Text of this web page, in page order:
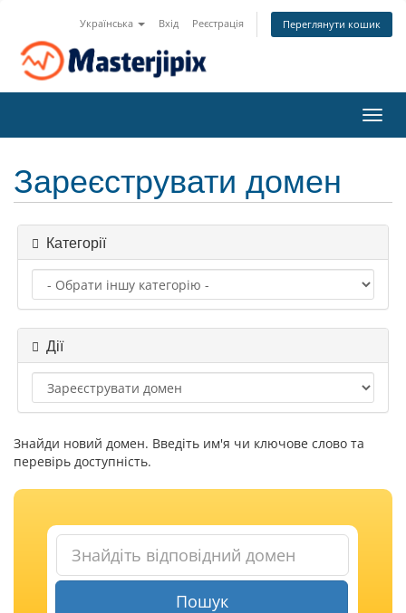
Українська Вхід Реєстрація Переглянути кошик
Зареєструвати домен
Категорії
Дії
Знайди новий домен. Введіть им'я чи ключове слово та
перевірь доступність.
Пошук